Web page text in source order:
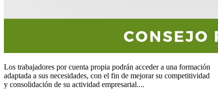
Los trabajadores por cuenta propia podrán acceder a una formación
adaptada a sus necesidades, con el fin de mejorar su competitividad
y consolidación de su actividad empresarial....